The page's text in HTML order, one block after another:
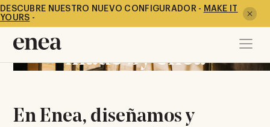
DESCUBRE NUESTRO NUEVO CONFIGURADOR - MAKE IT
YOURS -
Sobre Enea
Inspired by life,
made by enea
En Enea, diseñamos y